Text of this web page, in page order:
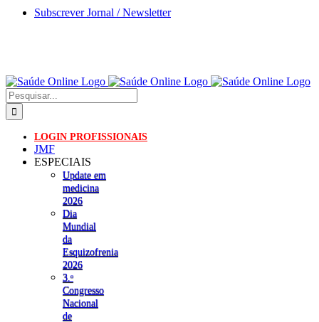
Skip
Subscrever Jornal / Newsletter
Pesquisar
LOGIN PROFISSIONAIS
JMF
ESPECIAIS
Update em
medicina
2026
Dia
Mundial
da
Esquizofrenia
2026
3.ᵒ
Congresso
Nacional
de